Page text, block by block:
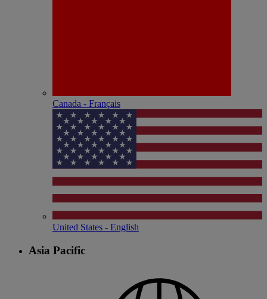
Canada - Français
United States - English
Asia Pacific